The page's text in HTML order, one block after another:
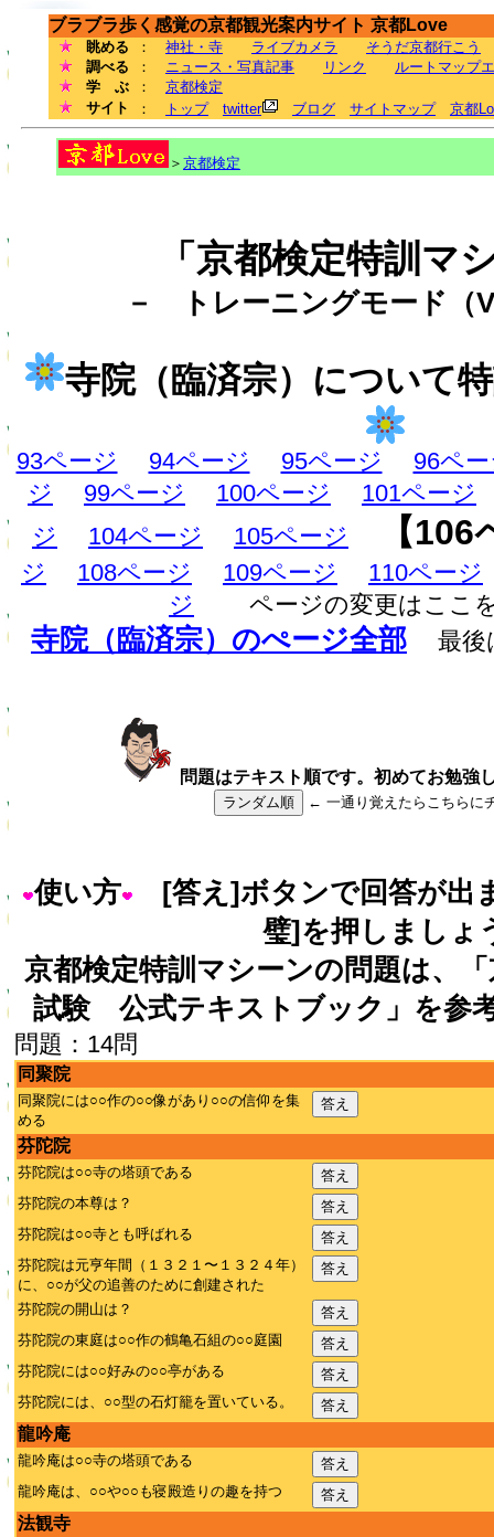
ブラブラ歩く感覚の京都観光案内サイト 京都Love
眺める ： 神社・寺 ライブカメラ
そうだ京都行こう
調べる
： ニュース・写真記事 リンク
ルートマップ
学 ぶ
： 京都検定
サイト
： トップ twitter ブログ サイトマップ 京都
＞ 京都検定
「京都検定特訓マ
－ トレーニングモード（
寺院（臨済宗）について
93ページ 94ページ 95ページ
96ペ
ジ
99ページ 100ページ
101ページ
ジ
104ページ 105ページ 【
ジ 108ページ 109ページ
110ページ
ジ
ページの変更はここ
寺院（臨済宗）のぺージ全部 最後
問題はテキスト順です。初めてお勉強
ランダム順 ← 一通り覚えたらこちらに
使い方
[答え]ボタンで回答が出
璧]を押しましょ
京都検定特訓マシーンの問題は、
試験 公式テキストブック」を参
問題：14問
同聚院
同聚院には○○作の○○像があり○○の信仰を集
める
答え
芬陀院
芬陀院は○○寺の塔頭である
答え
芬陀院の本尊は？
答え
芬陀院は○○寺とも呼ばれる
答え
芬陀院は元亨年間（１３２１〜１３２４年）
に、○○が父の追善のために創建された
答え
芬陀院の開山は？
答え
芬陀院の東庭は○○作の鶴亀石組の○○庭園
答え
芬陀院には○○好みの○○亭がある
答え
芬陀院には、○○型の石灯籠を置いている。
答え
龍吟庵
龍吟庵は○○寺の塔頭である
答え
龍吟庵は、○○や○○も寝殿造りの趣を持つ
答え
法観寺